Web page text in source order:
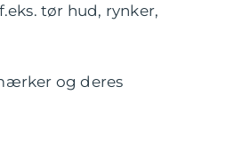
tør hud, rynker,
og deres